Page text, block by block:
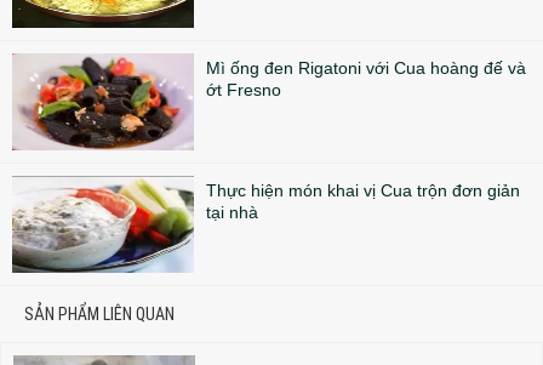
Mì ống đen Rigatoni với Cua hoàng đế và
ớt Fresno
Thực hiện món khai vị Cua trộn đơn giản
tại nhà
SẢN PHẨM LIÊN QUAN